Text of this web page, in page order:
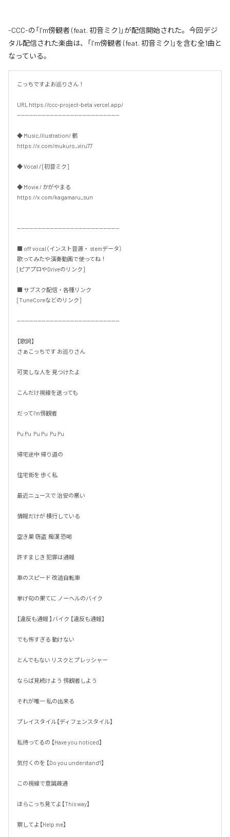
-CCC-の「I'm傍観者 (feat. 初音ミク)」が配信開始された。今回デジ
タル配信された楽曲は、「I'm傍観者 (feat. 初音ミク)」を含む全1曲と
なっている。
こっちですよお巡りさん！
URL https://ccc-project-beta.vercel.app/
--------------------------------------------------
◆ Music,Illustration/ 骸
https://x.com/mukuro_viru77
◆ Vocal / [初音ミク]
◆ Movie / かがやまる
https://x.com/kagamaru_sun
--------------------------------------------------
■ off vocal（インスト音源・ stemデータ）
歌ってみたや演奏動画で使ってね！
[ピアプロやDriveのリンク]
■ サブスク配信・各種リンク
[TuneCoreなどのリンク]
--------------------------------------------------
【歌詞】
さぁこっちです お巡りさん
可笑しな人を 見つけたよ
こんだけ視線を送っても
だってI'm傍観者
Pu Pu  Pu Pu  Pu Pu
帰宅途中 帰り道の
住宅街を 歩く私
最近ニュースで 治安の悪い
情報だけが 横行している
空き巣 窃盗  痴漢 恐喝
許すまじき 犯罪は通報
車のスピード 改造自転車
挙げ句の果てに ノーヘルのバイク
【違反も通報 】バイク 【違反も通報】
でも怖すぎる 動けない
とんでもない リスクとプレッシャー
ならば見続けよう 傍観者しよう
それが唯一 私の出来る
プレイスタイル【ディフェンスタイル】
私待ってるの 【Have you noticed】
気付くのを 【Do you understand?】
この視線で意識疎通
ほらこっち見てよ【This way】
察してよ【Help me】